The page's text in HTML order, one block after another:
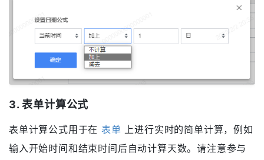
3. 表单计算公式
表单计算公式用于在表单 上进行实时的简单计算，例如
输入开始时间和结束时间后自动计算天数。请注意参与